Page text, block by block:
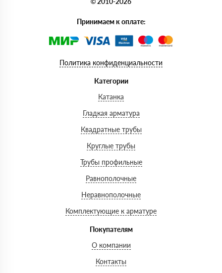
Принимаем к оплате:
Политика конфиденциальности
Категории
Катанка
Гладкая арматура
Квадратные трубы
Круглые трубы
Трубы профильные
Равнополочные
Неравнополочные
Комплектующие к арматуре
Покупателям
О компании
Контакты